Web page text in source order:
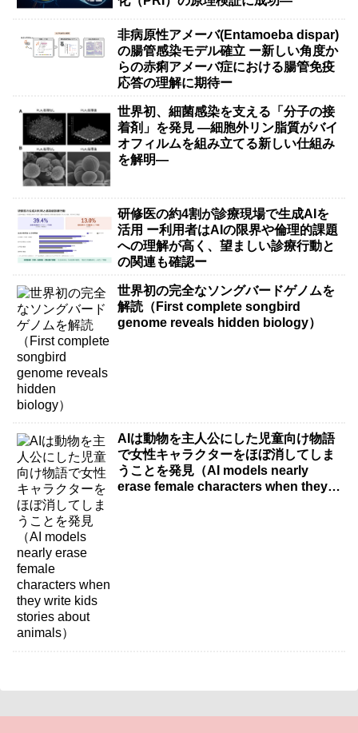
非病原性アメーバ(Entamoeba dispar)
の腸管感染モデル確立 ー新しい角度か
らの赤痢アメーバ症における腸管免疫
応答の理解に期待ー
世界初、細菌感染を支える「分子の接
着剤」を発見 ―細胞外リン脂質がバイ
オフィルムを組み立てる新しい仕組み
を解明―
研修医の約4割が診療現場で生成AIを
活用 ー利用者はAIの限界や倫理的課題
への理解が高く、望ましい診療行動と
の関連も確認ー
世界初の完全なソングバードゲノムを
解読（First complete songbird
genome reveals hidden biology）
AIは動物を主人公にした児童向け物語
で女性キャラクターをほぼ消してしま
うことを発見（AI models nearly
erase female characters when they